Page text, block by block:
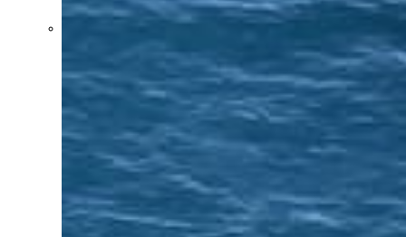
Uruguay XXI
recibirá apoyo
del BID para
impulsar las
exportaciones y
la innovación
empresarial